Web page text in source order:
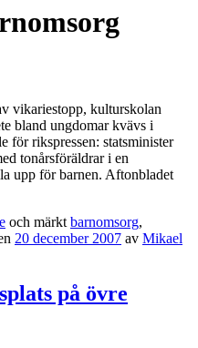
vikariestopp, kulturskolan
bland ungdomar kvävs i
för rikspressen: statsminister
tonårsföräldrar i en
upp för barnen. Aftonbladet
och märkt barnomsorg,
20 december 2007 av Mikael
på övre